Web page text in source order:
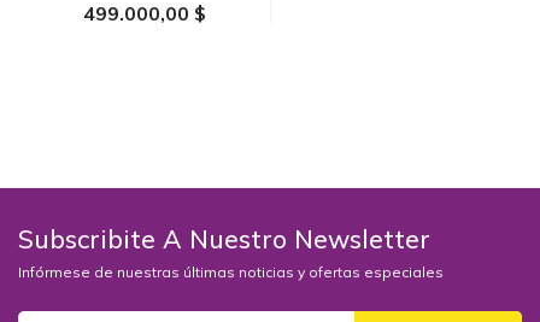
499.000,00 $
Subscribite A Nuestro Newsletter
Infórmese de nuestras últimas noticias y ofertas especiales